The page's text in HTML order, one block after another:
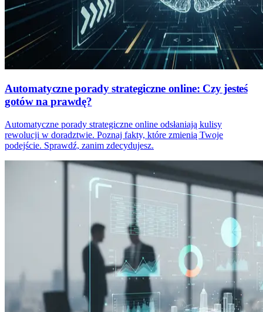
Automatyczne porady strategiczne online: Czy jesteś
gotów na prawdę?
Automatyczne porady strategiczne online odsłaniają kulisy
rewolucji w doradztwie. Poznaj fakty, które zmienią Twoje
podejście. Sprawdź, zanim zdecydujesz.